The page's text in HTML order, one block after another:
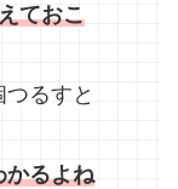
ておこ
るすと
るよね